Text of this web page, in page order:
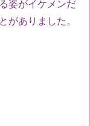
姿がイケメンだ
がありました。